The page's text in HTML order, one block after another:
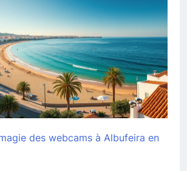
des webcams à Albufeira en